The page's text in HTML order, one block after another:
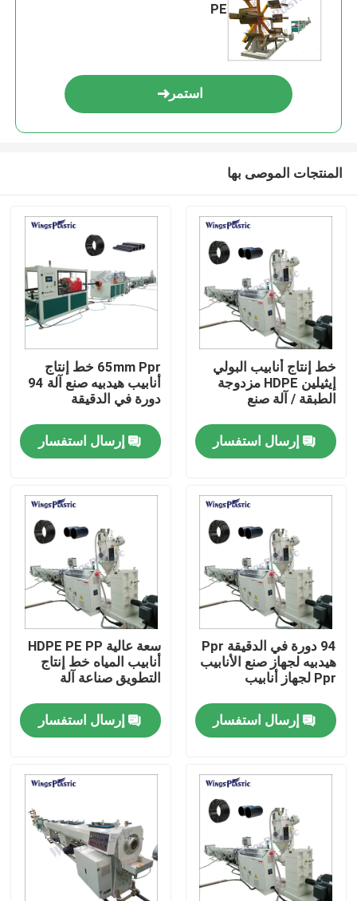
بيت
معلومات عنا
جولة في المعمل
رقابة جودة
اتصل بنا
آلة بثق الأنابيب البلاستيكية
خط بثق الأنبوب البلاستيكي
آلة بثق الأنبوب البلاستيكي
HDPE آلة بثق الأنابيب
PE
استمر
المنتجات الموصى بها
خط إنتاج أنابيب البولي
إيثيلين HDPE مزدوجة
الطبقة / آلة صنع
إرسال استفسار
65mm Ppr خط إنتاج
أنابيب هيدبيه صنع آلة 94
دورة في الدقيقة
إرسال استفسار
94 دورة في الدقيقة Ppr
هيدبيه لجهاز صنع الأنابيب
Ppr لجهاز أنابيب
إرسال استفسار
سعة عالية HDPE PE PP
أنابيب المياه خط إنتاج
التطويق صناعة آلة
إرسال استفسار